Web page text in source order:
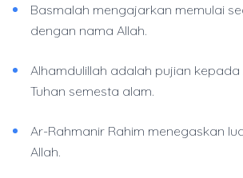
Basmalah mengajarkan memulai
dengan nama Allah.
Alhamdulillah adalah pujian kepada
Tuhan semesta alam.
Ar-Rahmanir Rahim menegaskan
Allah.